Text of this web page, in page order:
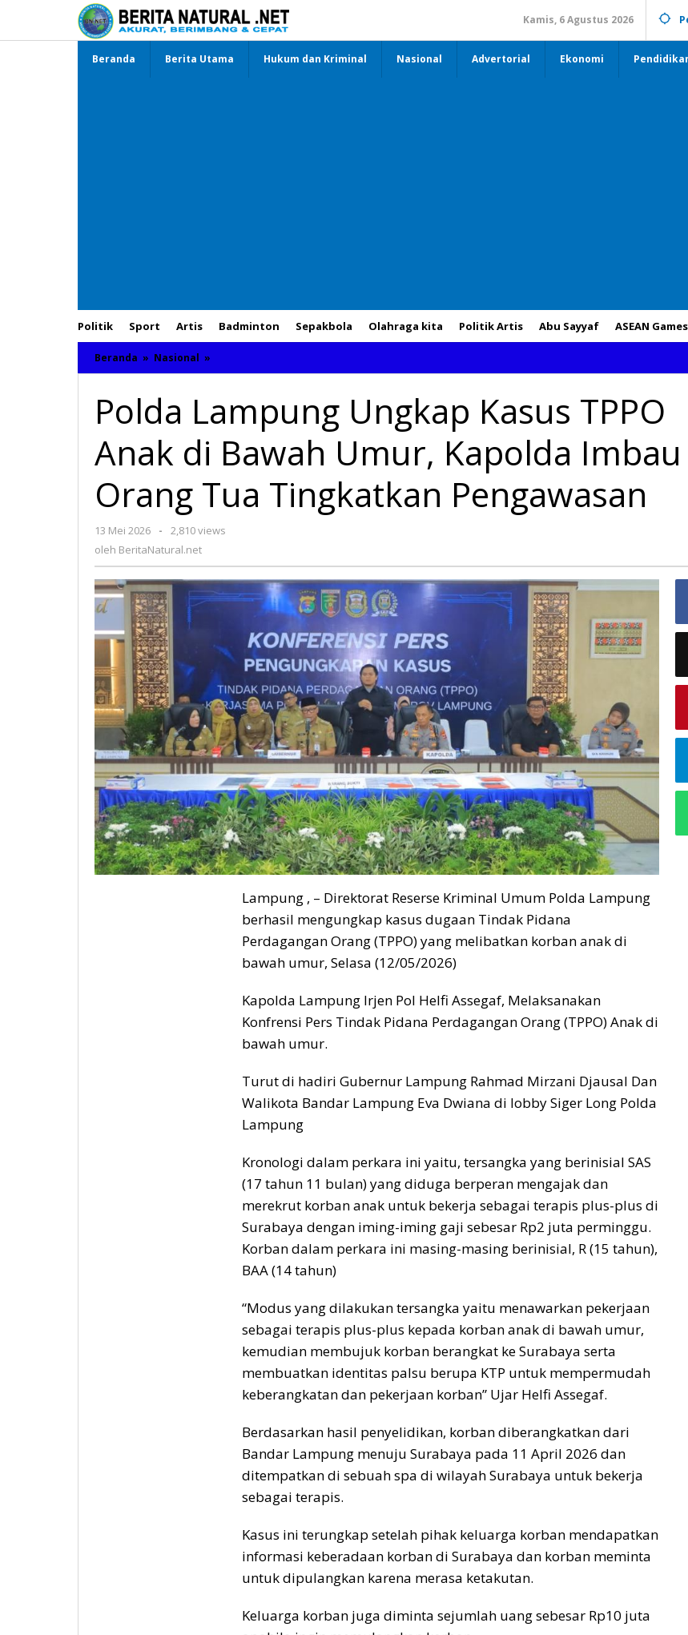
Kamis, 6 Agustus 2026
Beranda Berita Utama Hukum dan Kriminal Nasional Advertorial Ekonomi
Politik Sport Artis Badminton Sepakbola Olahraga kita Politik Artis Abu Sayyaf ASEAN Games
Beranda » Nasional »
Lampung
TPPO
Bawah
Kapolda
Imbau
Tua
Polda Lampung Ungkap Kasus TPPO
Anak di Bawah Umur, Kapolda Imbau
Orang Tua Tingkatkan Pengawasan
13 Mei 2026
oleh
BeritaNatural.net
-
2,810 views
oleh BeritaNatural.net
Lampung , – Direktorat Reserse Kriminal Umum Polda Lampung
berhasil mengungkap kasus dugaan Tindak Pidana
Perdagangan Orang (TPPO) yang melibatkan korban anak di
bawah umur, Selasa (12/05/2026)
Kapolda Lampung Irjen Pol Helfi Assegaf, Melaksanakan
Konfrensi Pers Tindak Pidana Perdagangan Orang (TPPO) Anak di
bawah umur.
Turut di hadiri Gubernur Lampung Rahmad Mirzani Djausal Dan
Walikota Bandar Lampung Eva Dwiana di lobby Siger Long Polda
Lampung
Kronologi dalam perkara ini yaitu, tersangka yang berinisial SAS
(17 tahun 11 bulan) yang diduga berperan mengajak dan
merekrut korban anak untuk bekerja sebagai terapis plus-plus di
Surabaya dengan iming-iming gaji sebesar Rp2 juta perminggu.
Korban dalam perkara ini masing-masing berinisial, R (15 tahun),
BAA (14 tahun)
“Modus yang dilakukan tersangka yaitu menawarkan pekerjaan
sebagai terapis plus-plus kepada korban anak di bawah umur,
kemudian membujuk korban berangkat ke Surabaya serta
membuatkan identitas palsu berupa KTP untuk mempermudah
keberangkatan dan pekerjaan korban” Ujar Helfi Assegaf.
Berdasarkan hasil penyelidikan, korban diberangkatkan dari
Bandar Lampung menuju Surabaya pada 11 April 2026 dan
ditempatkan di sebuah spa di wilayah Surabaya untuk bekerja
sebagai terapis.
Kasus ini terungkap setelah pihak keluarga korban mendapatkan
informasi keberadaan korban di Surabaya dan korban meminta
untuk dipulangkan karena merasa ketakutan.
Keluarga korban juga diminta sejumlah uang sebesar Rp10 juta